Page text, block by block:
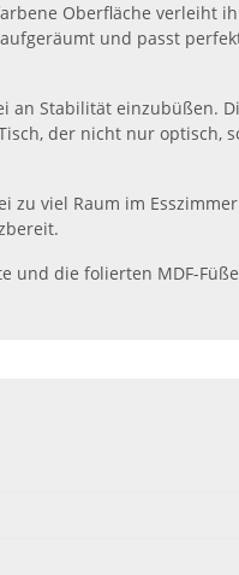
Oberfläche verleiht
und passt
an Stabilität einzubüßen.
der nicht nur optisch,
zu viel Raum im
und die folierten MDF-